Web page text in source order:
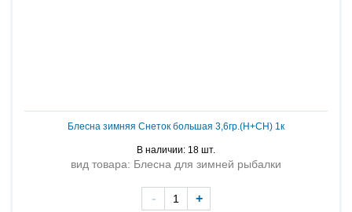
Блесна зимняя Снеток большая 3,6гр.(Н+СН) 1к
В наличии: 18 шт.
вид товара: Блесна для зимней рыбалки
- +